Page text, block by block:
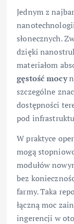
Jednym z
słonecznych.
dzięki
materiałom
gęstość mocy
szczególne
dostępności
pod
W praktyce
mogą
modułów
bez
farmy. Taka
łączną moc
ingerencji w